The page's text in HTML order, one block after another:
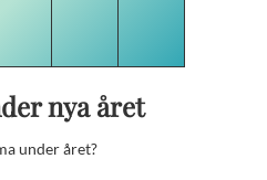
nya året
under året?